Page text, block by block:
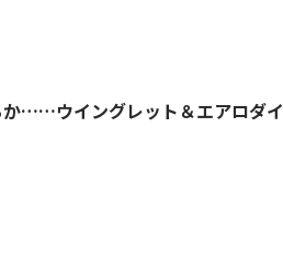
か……ウイングレット＆エアロダイ